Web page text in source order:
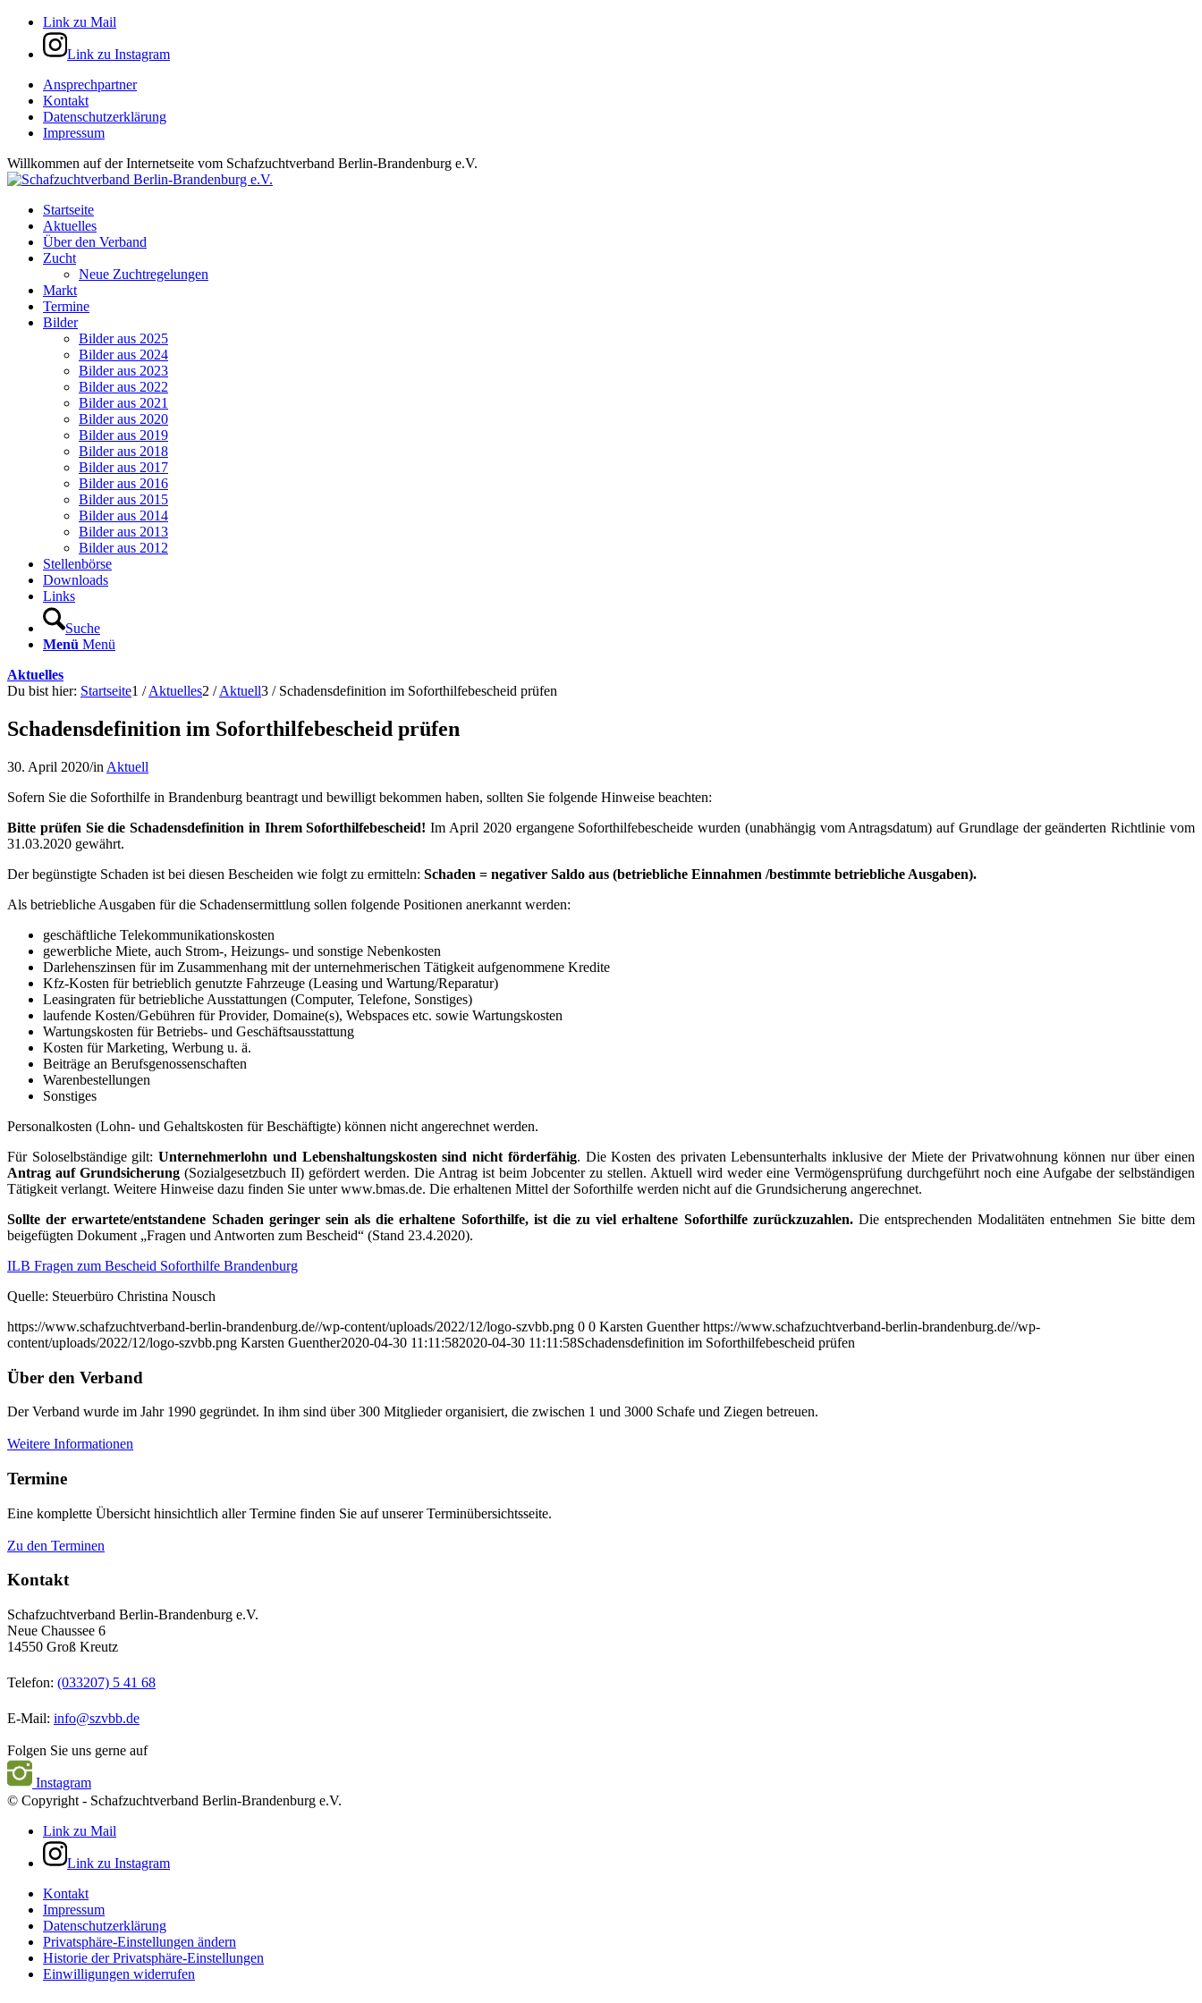
Link zu Mail
Link zu Instagram
Ansprechpartner
Kontakt
Datenschutzerklärung
Impressum
Willkommen auf der Internetseite vom Schafzuchtverband Berlin-Brandenburg e.V.
Startseite
Aktuelles
Über den Verband
Zucht
Neue Zuchtregelungen
Markt
Termine
Bilder
Bilder aus 2025
Bilder aus 2024
Bilder aus 2023
Bilder aus 2022
Bilder aus 2021
Bilder aus 2020
Bilder aus 2019
Bilder aus 2018
Bilder aus 2017
Bilder aus 2016
Bilder aus 2015
Bilder aus 2014
Bilder aus 2013
Bilder aus 2012
Stellenbörse
Downloads
Links
Suche
Menü Menü
Aktuelles
Du bist hier: Startseite1 / Aktuelles2 / Aktuell3 / Schadensdefinition im Soforthilfebescheid prüfen
Schadensdefinition im Soforthilfebescheid prüfen
30. April 2020/in Aktuell
Sofern Sie die Soforthilfe in Brandenburg beantragt und bewilligt bekommen haben, sollten Sie folgende Hinweise beachten:
Bitte prüfen Sie die Schadensdefinition in Ihrem Soforthilfebescheid! Im April 2020 ergangene Soforthilfebescheide wurden (unabhängig vom Antragsdatum) auf Grundlage der geänderten Richtlinie vom
31.03.2020 gewährt.
Der begünstigte Schaden ist bei diesen Bescheiden wie folgt zu ermitteln: Schaden = negativer Saldo aus (betriebliche Einnahmen /bestimmte betriebliche Ausgaben).
Als betriebliche Ausgaben für die Schadensermittlung sollen folgende Positionen anerkannt werden:
geschäftliche Telekommunikationskosten
gewerbliche Miete, auch Strom-, Heizungs- und sonstige Nebenkosten
Darlehenszinsen für im Zusammenhang mit der unternehmerischen Tätigkeit aufgenommene Kredite
Kfz-Kosten für betrieblich genutzte Fahrzeuge (Leasing und Wartung/Reparatur)
Leasingraten für betriebliche Ausstattungen (Computer, Telefone, Sonstiges)
laufende Kosten/Gebühren für Provider, Domaine(s), Webspaces etc. sowie Wartungskosten
Wartungskosten für Betriebs- und Geschäftsausstattung
Kosten für Marketing, Werbung u. ä.
Beiträge an Berufsgenossenschaften
Warenbestellungen
Sonstiges
Personalkosten (Lohn- und Gehaltskosten für Beschäftigte) können nicht angerechnet werden.
Für Soloselbständige gilt:Unternehmerlohn und Lebenshaltungskosten sind nicht förderfähig. Die Kosten des privaten Lebensunterhalts inklusive der Miete der Privatwohnung können nur über einen
Antrag auf Grundsicherung (Sozialgesetzbuch II) gefördert werden. Die Antrag ist beim Jobcenter zu stellen. Aktuell wird weder eine Vermögensprüfung durchgeführt noch eine Aufgabe der selbständigen
Tätigkeit verlangt. Weitere Hinweise dazu finden Sie unter www.bmas.de. Die erhaltenen Mittel der Soforthilfe werden nicht auf die Grundsicherung angerechnet.
Sollte der erwartete/entstandene Schaden geringer sein als die erhaltene Soforthilfe, ist die zu viel erhaltene Soforthilfe zurückzuzahlen.Die entsprechenden Modalitäten entnehmen Sie bitte dem
beigefügten Dokument „Fragen und Antworten zum Bescheid“ (Stand 23.4.2020).
ILB Fragen zum Bescheid Soforthilfe Brandenburg
Quelle: Steuerbüro Christina Nousch
https://www.schafzuchtverband-berlin-brandenburg.de//wp-content/uploads/2022/12/logo-szvbb.png 0 0 Karsten Guenther https://www.schafzuchtverband-berlin-brandenburg.de//wp-
content/uploads/2022/12/logo-szvbb.png Karsten Guenther2020-04-30 11:11:582020-04-30 11:11:58Schadensdefinition im Soforthilfebescheid prüfen
Über den Verband
Der Verband wurde im Jahr 1990 gegründet. In ihm sind über 300 Mitglieder organisiert, die zwischen 1 und 3000 Schafe und Ziegen betreuen.
Weitere Informationen
Termine
Eine komplette Übersicht hinsichtlich aller Termine finden Sie auf unserer Terminübersichtsseite.
Zu den Terminen
Kontakt
Schafzuchtverband Berlin-Brandenburg e.V.
Neue Chaussee 6
14550 Groß Kreutz
Telefon: (033207) 5 41 68
E-Mail: info@szvbb.de
Folgen Sie uns gerne auf
Instagram
© Copyright - Schafzuchtverband Berlin-Brandenburg e.V.
Link zu Mail
Link zu Instagram
Kontakt
Impressum
Datenschutzerklärung
Privatsphäre-Einstellungen ändern
Historie der Privatsphäre-Einstellungen
Einwilligungen widerrufen